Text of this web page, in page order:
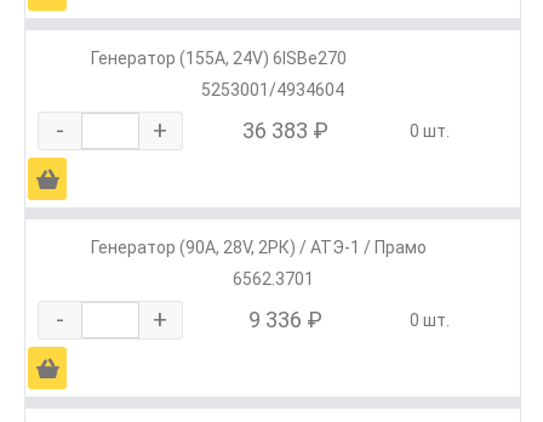
Генератор (155А, 24V) 6ISBe270
5253001/4934604
- + 36 383 ₽ 0 шт.
Ä
Генератор (90А, 28V, 2РК) / АТЭ-1 / Прамо
6562.3701
- + 9 336 ₽ 0 шт.
Ä